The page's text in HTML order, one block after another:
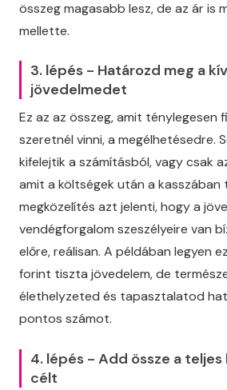
összeg magasabb lesz, de az ár is
mellette.
3. lépés - Határozd meg a
jövedelmedet
Ez az az összeg, amit ténylegesen
szeretnél vinni, a megélhetésedre.
kifelejtik a számításból, vagy csak
amit a költségek után a kasszában
megközelítés azt jelenti, hogy a
vendégforgalom szeszélyeire van
előre, reálisan. A példában legyen
forint tiszta jövedelem, de
élethelyzeted és tapasztalatod
pontos számot.
4. lépés - Add össze a
célt